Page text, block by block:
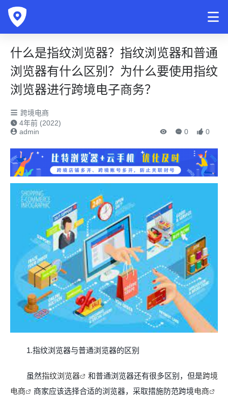
什么是指纹浏览器？指纹浏览器和普通
浏览器有什么区别？为什么要使用指纹
浏览器进行跨境电子商务？
跨境电商
4年前 (2022)
admin
0 0
1.指纹浏览器与普通浏览器的区别
虽然指纹浏览器 和普通浏览器还有很多区别，但是跨境
电商
商家应该选择合适的浏览器，采取措施防范跨境电商